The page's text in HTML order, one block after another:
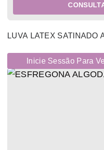
LUVA LATEX SATINADO
Inicie Sessão Para